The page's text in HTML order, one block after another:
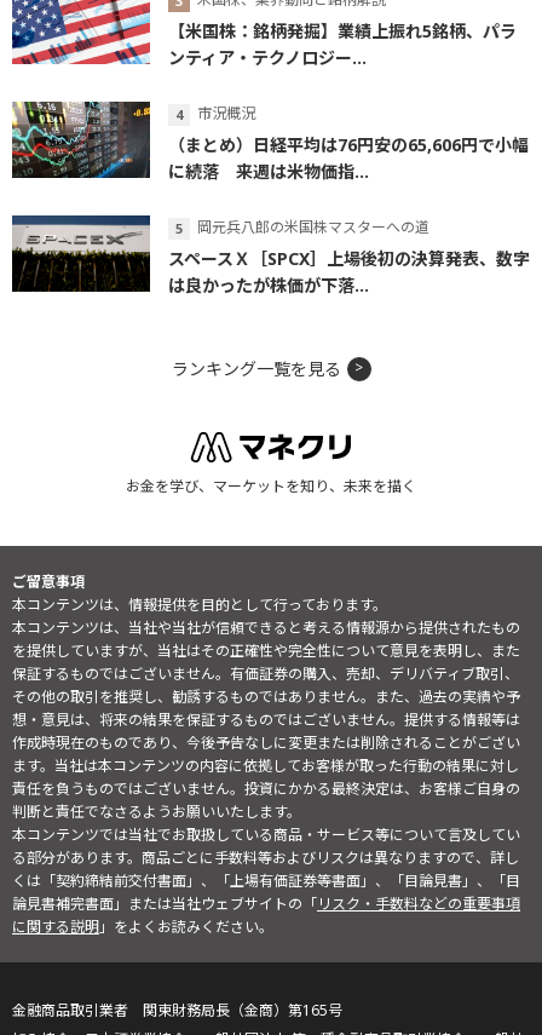
【米国株：銘柄発掘】業績上振れ5銘柄、パラ
ンティア・テクノロジー...
市況概況
（まとめ）日経平均は76円安の65,606円で小幅
に続落 来週は米物価指...
岡元兵八郎の米国株マスターへの道
スペースＸ［SPCX］上場後初の決算発表、数字
は良かったが株価が下落...
ランキング一覧を見る
お金を学び、マーケットを知り、未来を描く
ご留意事項
本コンテンツは、情報提供を目的として行っております。
本コンテンツは、当社や当社が信頼できると考える情報源から提供されたもの
を提供していますが、当社はその正確性や完全性について意見を表明し、また
保証するものではございません。有価証券の購入、売却、デリバティブ取引、
その他の取引を推奨し、勧誘するものではありません。また、過去の実績や予
想・意見は、将来の結果を保証するものではございません。提供する情報等は
作成時現在のものであり、今後予告なしに変更または削除されることがござい
ます。当社は本コンテンツの内容に依拠してお客様が取った行動の結果に対し
責任を負うものではございません。投資にかかる最終決定は、お客様ご自身の
判断と責任でなさるようお願いいたします。
本コンテンツでは当社でお取扱している商品・サービス等について言及してい
る部分があります。商品ごとに手数料等およびリスクは異なりますので、詳し
くは「契約締結前交付書面」、「上場有価証券等書面」、「目論見書」、「目
論見書補完書面」または当社ウェブサイトの「リスク・手数料などの重要事項
に関する説明」をよくお読みください。
金融商品取引業者 関東財務局長（金商）第165号